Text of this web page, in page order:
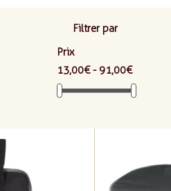
Filtrer par
Prix
13,00 € - 91,00 €